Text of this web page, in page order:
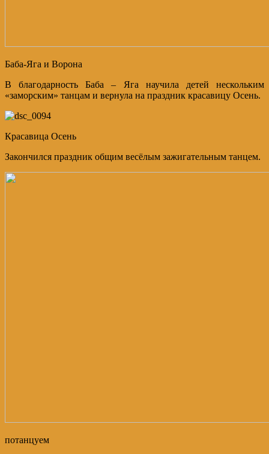
Баба-Яга и Ворона
В благодарность Баба – Яга научила детей нескольким
«заморским» танцам и вернула на праздник красавицу Осень.
Красавица Осень
Закончился праздник общим весёлым зажигательным танцем.
потанцуем